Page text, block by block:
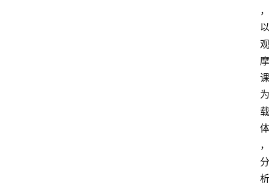
，
以
观
摩
课
为
载
体
，
分
析